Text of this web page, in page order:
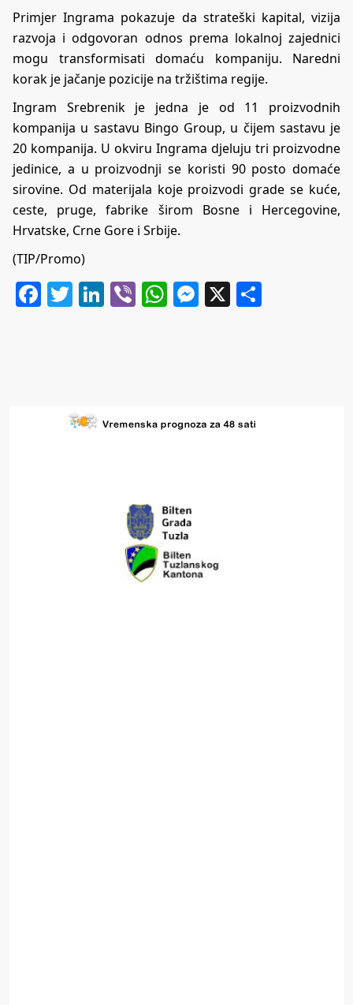
Primjer Ingrama pokazuje da strateški kapital, vizija
razvoja i odgovoran odnos prema lokalnoj zajednici
mogu transformisati domaću kompaniju. Naredni
korak je jačanje pozicije na tržištima regije.
Ingram Srebrenik je jedna je od 11 proizvodnih
kompanija u sastavu Bingo Group, u čijem sastavu je
20 kompanija. U okviru Ingrama djeluju tri proizvodne
jedinice, a u proizvodnji se koristi 90 posto domaće
sirovine. Od materijala koje proizvodi grade se kuće,
ceste, pruge, fabrike širom Bosne i Hercegovine,
Hrvatske, Crne Gore i Srbije.
(TIP/Promo)
Facebook
Twitter
LinkedIn
ViberWhatsApp
Messenger
X